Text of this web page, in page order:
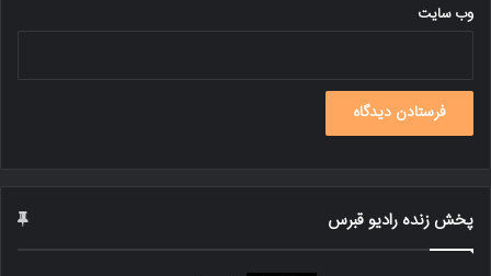
وب‌ سایت
پخش زنده رادیو قبرس